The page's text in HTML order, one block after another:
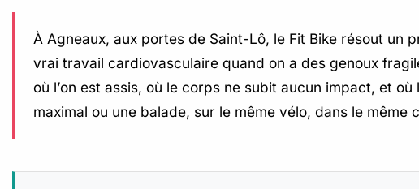
À Agneaux, aux portes de Saint-Lô, le Fit Bike résout un
vrai travail cardiovasculaire quand on a des genoux
où l’on est assis, où le corps ne subit aucun impact, et
maximal ou une balade, sur le même vélo, dans le